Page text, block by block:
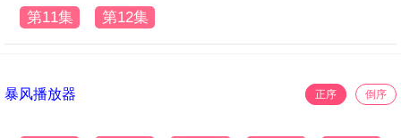
第11集 第12集
暴风播放器 正序 倒序